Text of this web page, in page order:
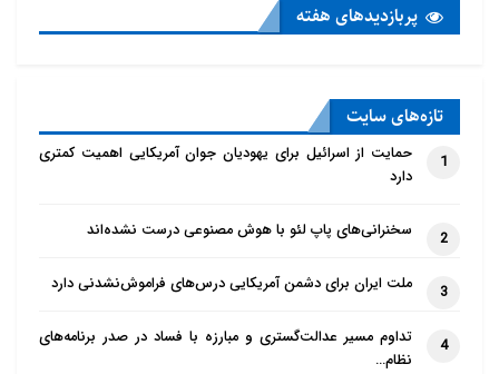
پربازدید‌های هفته
تازه‌‌های سایت
1
حمایت از اسرائیل برای یهودیان جوان آمریکایی اهمیت کمتری
دارد
2 سخنرانی‌های پاپ لئو با هوش مصنوعی درست نشده‌اند
3 ملت ایران برای دشمن آمریکایی درس‌های فراموش‌نشدنی دارد
4
تداوم مسیر عدالت‌گستری و مبارزه با فساد در صدر برنامه‌های
نظام…